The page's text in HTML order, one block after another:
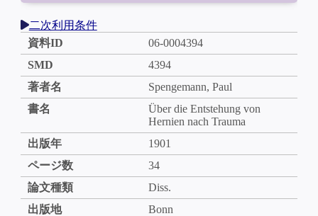
二次利用条件
資料ID
06-0004394
SMD
4394
著者名
Spengemann, Paul
書名
Über die Entstehung von
Hernien nach Trauma
出版年
1901
ページ数
34
論文種類
Diss.
出版地
Bonn